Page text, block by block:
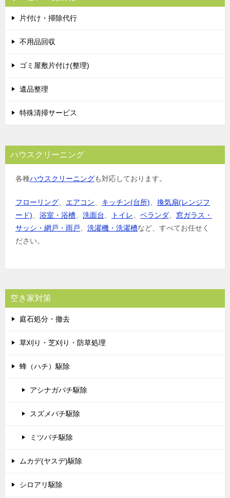
片付け・掃除代行
不用品回収
ゴミ屋敷片付け(整理)
遺品整理
特殊清掃サービス
ハウスクリーニング
各種ハウスクリーニングも対応しております。
フローリング エアコン キッチン(台所)
換気扇(レンジフ
ード)
浴室・浴槽 洗面台 トイレ ベランダ
窓ガラス・
サッシ・網戸・雨戸
洗濯機・洗濯槽など、すべてお任せく
ださい。
空き家対策
庭石処分・撤去
草刈り・芝刈り・防草処理
蜂（ハチ）駆除
アシナガバチ駆除
スズメバチ駆除
ミツバチ駆除
ムカデ(ヤスデ)駆除
シロアリ駆除